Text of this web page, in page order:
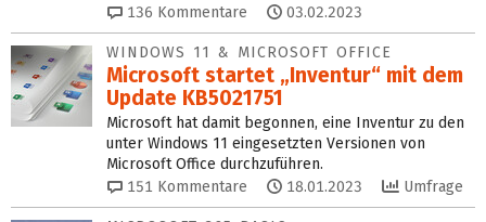
136 Kommentare 03.02.2023
WINDOWS 11 & MICROSOFT OFFICE
Microsoft startet „Inventur“ mit dem
Update KB5021751
Microsoft hat damit begonnen, eine Inventur zu den
unter Windows 11 eingesetzten Versionen von
Microsoft Office durchzuführen.
151 Kommentare 18.01.2023 Umfrage